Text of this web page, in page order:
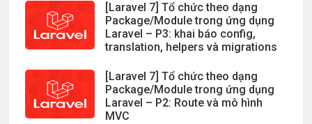
[Laravel 7] Tổ chức theo dạng
Package/Module trong ứng dụng
Laravel – P3: khai báo config,
translation, helpers và migrations
[Laravel 7] Tổ chức theo dạng
Package/Module trong ứng dụng
Laravel – P2: Route và mô hình
MVC